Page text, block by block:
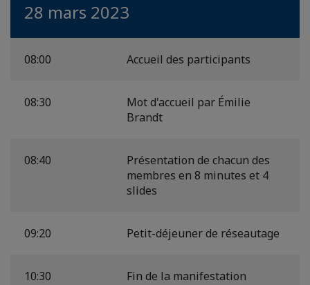
28 mars 2023
08:00 Accueil des participants
08:30
Mot d'accueil par Émilie
Brandt
08:40
Présentation de chacun des
membres en 8 minutes et 4
slides
09:20 Petit-déjeuner de réseautage
10:30 Fin de la manifestation